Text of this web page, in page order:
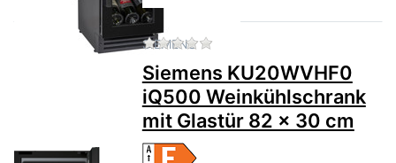
SIEMENS Zu diesem Produkt liegen
Siemens KU20WVHF0
iQ500 Weinkühlschrank
mit Glastür 82 x 30 cm